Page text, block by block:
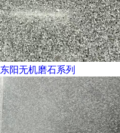
东阳无机磨石系列